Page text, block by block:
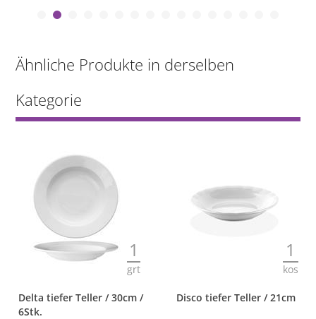
Ähnliche Produkte in derselben
Kategorie
1
grt
Delta tiefer Teller / 30cm /
6Stk.
1
kos
Disco tiefer Teller / 21cm